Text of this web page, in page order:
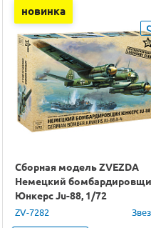
новинка
Сборная модель ZVEZDA
Немецкий
Юнкерс Ju-88, 1/72
ZV-7282